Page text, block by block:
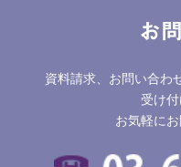
お
資料請求、お問い合わ
受け付
お気軽に